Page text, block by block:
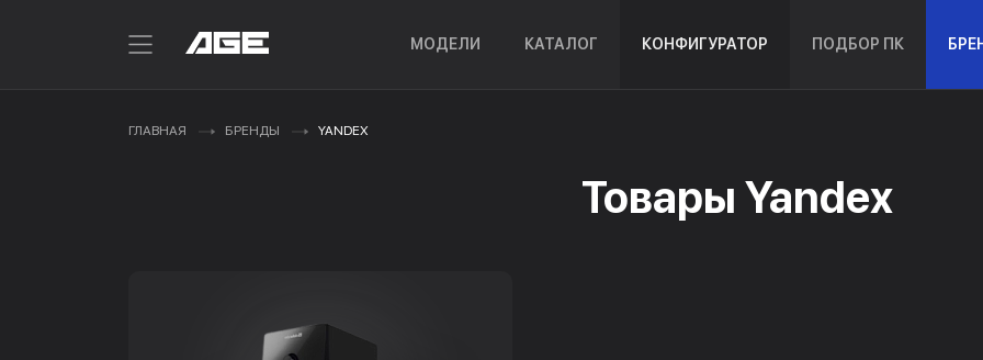
МОДЕЛИ КАТАЛОГ КОНФИГУРАТОР ПОДБОР ПК
ГЛАВНАЯ БРЕНДЫ YANDEX
Товары Yandex